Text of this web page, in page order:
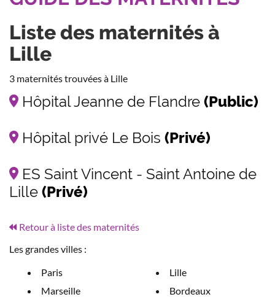
Liste des maternités à
Lille
3 maternités trouvées à Lille
Hôpital Jeanne de Flandre (Public)
Hôpital privé Le Bois (Privé)
ES Saint Vincent - Saint Antoine de
Lille (Privé)
Retour à liste des maternités
Les grandes villes :
Paris
Marseille
Lille
Bordeaux